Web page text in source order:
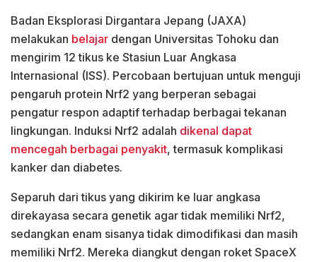
Badan Eksplorasi Dirgantara Jepang (JAXA)
melakukan belajar dengan Universitas Tohoku dan
mengirim 12 tikus ke Stasiun Luar Angkasa
Internasional (ISS). Percobaan bertujuan untuk menguji
pengaruh protein Nrf2 yang berperan sebagai
pengatur respon adaptif terhadap berbagai tekanan
lingkungan. Induksi Nrf2 adalah dikenal dapat
mencegah berbagai penyakit, termasuk komplikasi
kanker dan diabetes.
Separuh dari tikus yang dikirim ke luar angkasa
direkayasa secara genetik agar tidak memiliki Nrf2,
sedangkan enam sisanya tidak dimodifikasi dan masih
memiliki Nrf2. Mereka diangkut dengan roket SpaceX